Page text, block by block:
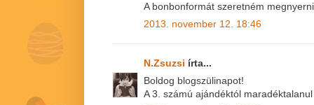
A bonbonformát szeretném
2013. november 12. 18:46
N.Zsuzsi írta...
Boldog blogszülinapot!
A 3. számú ajándéktól